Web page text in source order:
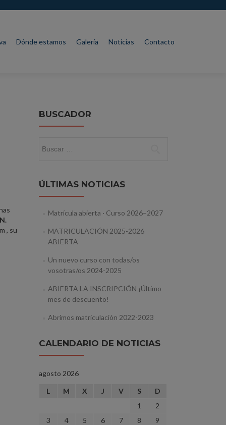
Dónde estamos Galería Noticias Contacto
, su
BUSCADOR
ÚLTIMAS NOTICIAS
Matrícula abierta · Curso 2026–2027
MATRICULACIÓN 2025-2026
ABIERTA
Un nuevo curso con todas/os
vosotras/os 2024-2025
ABIERTA LA INSCRIPCIÓN ¡Último
mes de descuento!
Abrimos matriculación 2022-2023
CALENDARIO DE NOTICIAS
agosto 2026
L M X J V S
D
1
2
3
4 5 6 7 8
9